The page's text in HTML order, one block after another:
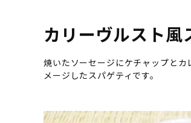
カリーヴルスト風
焼いたソーセージにケチャップと
メージしたスパゲティです。